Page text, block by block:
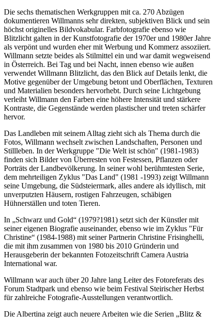
Die sechs thematischen Werkgruppen mit ca. 270 Abzügen
dokumentieren Willmanns sehr direkten, subjektiven Blick und sein
höchst originelles Bildvokabular. Farbfotografie ebenso wie
Blitzlicht galten in der Kunstfotografie der 1970er und 1980er Jahre
als verpönt und wurden eher mit Werbung und Kommerz assoziiert.
Willmann setzte beides als Stilmittel ein und war damit wegweisend
in Österreich. Bei Tag und bei Nacht, innen ebenso wie außen
verwendet Willmann Blitzlicht, das den Blick auf Details lenkt, die
Motive gegenüber der Umgebung betont und Oberflächen, Texturen
und Materialien besonders hervorhebt. Durch seine Lichtgebung
verleiht Willmann den Farben eine höhere Intensität und stärkere
Kontraste, die Gegenstände werden plastischer und treten schärfer
hervor.
Das Landleben mit seinem Alltag zieht sich als Thema durch die
Fotos, Willmann wechselt zwischen Landschaften, Personen und
Stillleben. In der Werkgruppe "Die Welt ist schön" (1981-1983)
finden sich Bilder von Überresten von Festessen, Pflanzen oder
Porträts der Landbevölkerung. In seiner wohl berühmtesten Serie,
dem mehrteiligen Zyklus "Das Land" (1981 -1993) zeigt Willmann
seine Umgebung, die Südsteiermark, alles andere als idyllisch, mit
unverputzten Häusern, rostigen Fahrzeugen, schäbigen
Hühnerställen und toten Tieren.
In „Schwarz und Gold“ (1979?1981) setzt sich der Künstler mit
seiner eigenen Biografie auseinander, ebenso wie im Zyklus "Für
Christine“ (1984-1988) mit seiner Partnerin Christine Frisinghelli,
die mit ihm zusammen von 1980 bis 2010 Gründerin und
Herausgeberin der bekannten Fotozeitschrift Camera Austria
International war.
Willmann war auch über 20 Jahre lang Leiter des Fotoreferats des
Forum Stadtpark und ebenso wie beim Festival Steirischer Herbst
für zahlreiche Fotografie-Ausstellungen verantwortlich.
Die Albertina zeigt auch neuere Arbeiten wie die Serien „Blitz &